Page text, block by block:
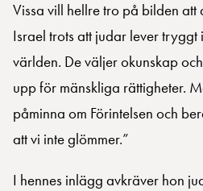
Vissa vill hellre tro på bilden
Israel trots att judar lever
världen. De väljer okunskap
upp för mänskliga rättigheter.
påminna om Förintelsen och
att vi inte glömmer.”
I hennes inlägg avkräver hon